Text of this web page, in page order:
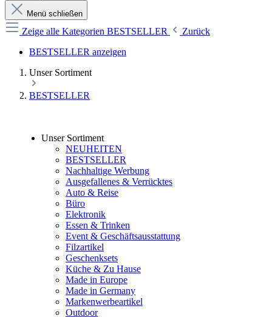
Menü schließen
Zeige alle Kategorien BESTSELLER
Zurück
BESTSELLER anzeigen
Unser Sortiment
BESTSELLER
Unser Sortiment
NEUHEITEN
BESTSELLER
Nachhaltige Werbung
Ausgefallenes & Verrücktes
Auto & Reise
Büro
Elektronik
Essen & Trinken
Event & Geschäftsausstattung
Filzartikel
Geschenksets
Küche & Zu Hause
Made in Europe
Made in Germany
Markenwerbeartikel
Outdoor